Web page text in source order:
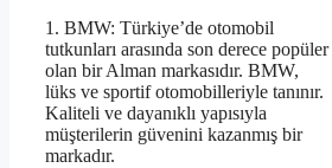
1. BMW: Türkiye’de otomobil
tutkunları arasında son derece popüler
olan bir Alman markasıdır. BMW,
lüks ve sportif otomobilleriyle tanınır.
Kaliteli ve dayanıklı yapısıyla
müşterilerin güvenini kazanmış bir
markadır.